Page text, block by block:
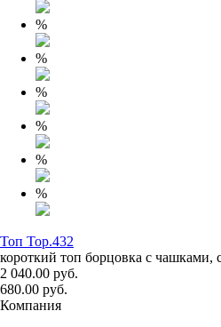
%
%
%
%
%
%
Топ Top.432
короткий топ борцовка с чашками,
2 040.00 руб.
680.00 руб.
Компания